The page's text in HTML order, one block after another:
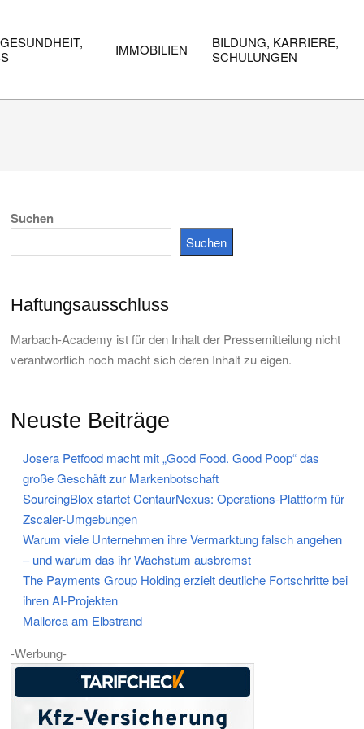
IMMOBILIEN
BILDUNG, KARRIERE,
SCHULUNGEN
Suchen
Suchen
Haftungsausschluss
Marbach-Academy ist für den Inhalt der Pressemitteilung nicht
verantwortlich noch macht sich deren Inhalt zu eigen.
Neuste Beiträge
Josera Petfood macht mit „Good Food. Good Poop“ das
große Geschäft zur Markenbotschaft
SourcingBlox startet CentaurNexus: Operations-Plattform für
Zscaler-Umgebungen
Warum viele Unternehmen ihre Vermarktung falsch angehen
– und warum das ihr Wachstum ausbremst
The Payments Group Holding erzielt deutliche Fortschritte bei
ihren AI-Projekten
Mallorca am Elbstrand
-Werbung-